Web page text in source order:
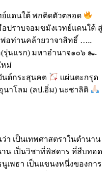
แดนใต้ พกติดตัวตลอด
ปราบจอมขมังเวทย์แดนใต้ สู่
อท่านคล้ายวาจาสิทธิ์ …..
(รุ่นแรก) มหาอำนาจ๑๐๖ ๛
หม่
นต์กระสุนคต
แผ่นตะกรุด
นาโลม (ลป.อิ่ม) นะชาลิติ
า เป็นเทพศาสตราในตำนาน
น เป็นวิชาที่พิสดาร ที่สืบทอด
เพธา เป็นแขนงหนึ่งของการ